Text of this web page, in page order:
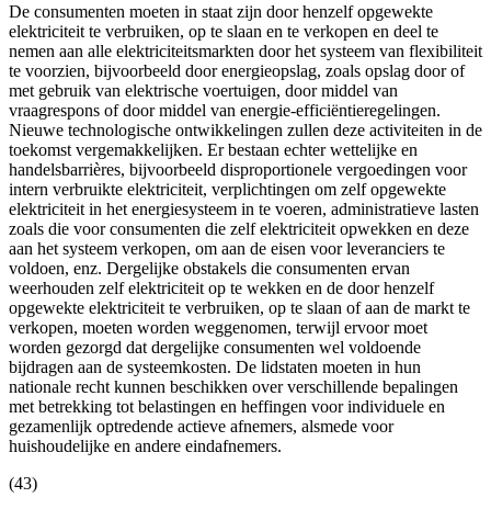
De consumenten moeten in staat zijn door henzelf opgewekte
elektriciteit te verbruiken, op te slaan en te verkopen en deel te
nemen aan alle elektriciteitsmarkten door het systeem van flexibiliteit
te voorzien, bijvoorbeeld door energieopslag, zoals opslag door of
met gebruik van elektrische voertuigen, door middel van
vraagrespons of door middel van energie-efficiëntieregelingen.
Nieuwe technologische ontwikkelingen zullen deze activiteiten in de
toekomst vergemakkelijken. Er bestaan echter wettelijke en
handelsbarrières, bijvoorbeeld disproportionele vergoedingen voor
intern verbruikte elektriciteit, verplichtingen om zelf opgewekte
elektriciteit in het energiesysteem in te voeren, administratieve lasten
zoals die voor consumenten die zelf elektriciteit opwekken en deze
aan het systeem verkopen, om aan de eisen voor leveranciers te
voldoen, enz. Dergelijke obstakels die consumenten ervan
weerhouden zelf elektriciteit op te wekken en de door henzelf
opgewekte elektriciteit te verbruiken, op te slaan of aan de markt te
verkopen, moeten worden weggenomen, terwijl ervoor moet
worden gezorgd dat dergelijke consumenten wel voldoende
bijdragen aan de systeemkosten. De lidstaten moeten in hun
nationale recht kunnen beschikken over verschillende bepalingen
met betrekking tot belastingen en heffingen voor individuele en
gezamenlijk optredende actieve afnemers, alsmede voor
huishoudelijke en andere eindafnemers.
(43)